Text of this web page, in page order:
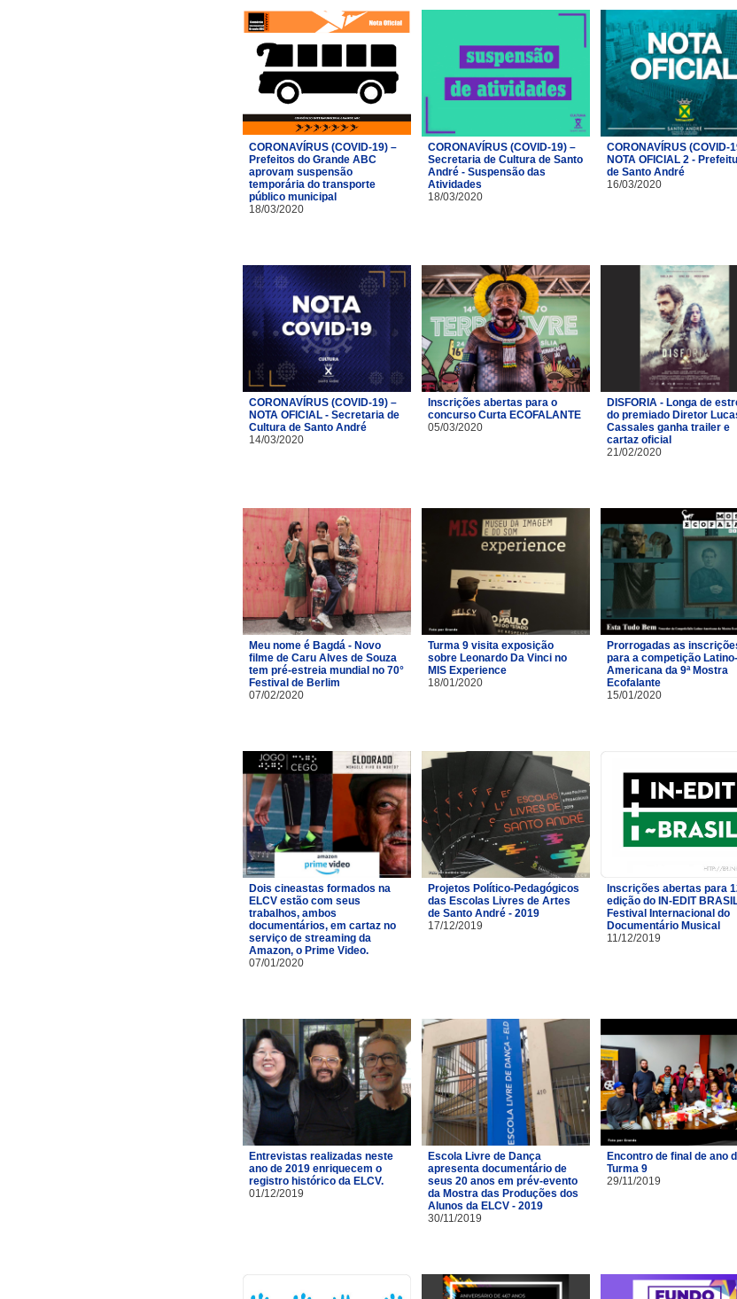
CORONAVÍRUS (COVID-19) –
Prefeitos do Grande ABC
aprovam suspensão
temporária do transporte
público municipal
18/03/2020
CORONAVÍRUS (COVID-19) –
Secretaria de Cultura de Santo
André - Suspensão das
Atividades
18/03/2020
CORONAVÍRUS (COVID-
NOTA OFICIAL 2 -
de Santo André
16/03/2020
CORONAVÍRUS (COVID-19) –
NOTA OFICIAL - Secretaria de
Cultura de Santo André
14/03/2020
Inscrições abertas para o
concurso Curta ECOFALANTE
05/03/2020
DISFORIA - Longa de
do premiado Diretor
Cassales ganha trailer e
cartaz oficial
21/02/2020
Meu nome é Bagdá - Novo
filme de Caru Alves de Souza
tem pré-estreia mundial no 70°
Festival de Berlim
07/02/2020
Turma 9 visita exposição
sobre Leonardo Da Vinci no
MIS Experience
18/01/2020
Prorrogadas as
para a competição Latino-
Americana da 9ª Mostra
Ecofalante
15/01/2020
Dois cineastas formados na
ELCV estão com seus
trabalhos, ambos
documentários, em cartaz no
serviço de streaming da
Amazon, o Prime Video.
07/01/2020
Projetos Político-Pedagógicos
das Escolas Livres de Artes
de Santo André - 2019
17/12/2019
Inscrições abertas para
edição do IN-EDIT
Festival Internacional do
Documentário Musical
11/12/2019
Entrevistas realizadas neste
ano de 2019 enriquecem o
registro histórico da ELCV.
01/12/2019
Escola Livre de Dança
apresenta documentário de
seus 20 anos em prév-evento
da Mostra das Produções dos
Alunos da ELCV - 2019
30/11/2019
Encontro de final de ano
Turma 9
29/11/2019